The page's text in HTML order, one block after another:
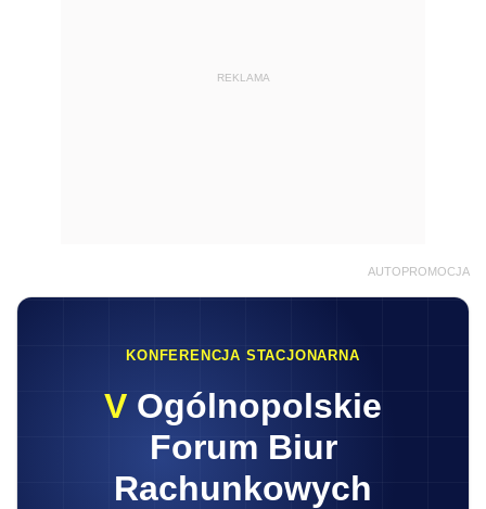
REKLAMA
AUTOPROMOCJA
KONFERENCJA STACJONARNA
V Ogólnopolskie
Forum Biur
Rachunkowych